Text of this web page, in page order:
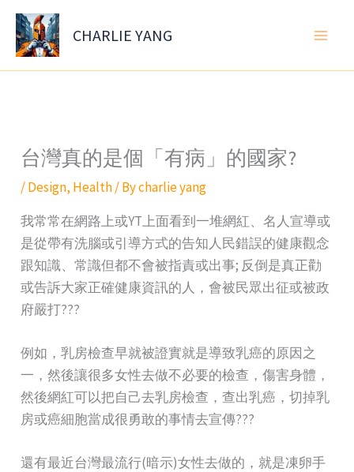
Skip
content
CHARLIE YANG
台灣真的是個「有病」的國家?
/Design, Health/ Bycharlie yang
我常常在網路上或YT上面看到一堆網紅、名人宣導或
是從帶有洗腦或引導方式的告知人民錯誤的健康觀念
跟知識、常識但都不會被指責或出事; 反倒是真正勸
或告訴大家正確健康資訊的人，會被民眾出征或被政
府嚴打???
例如，乳房檢查早就被證實就是導致乳癌的原因之
一，然後讓很多女性去做不必要的檢查，傷害身體，
然後網紅可以把自己去乳房檢查，查出乳癌，切掉乳
房或癌細胞當成很勇敢的事情去宣傳???
還有最近台灣最流行(暗示)女性去做的，就是凍卵手